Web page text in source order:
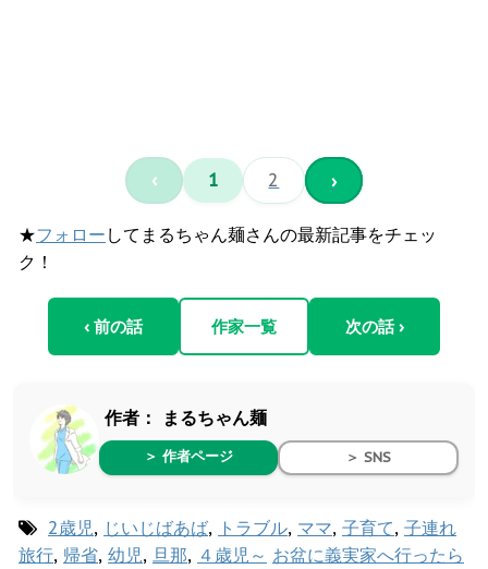
‹ 1 2 ›
★フォロー してまるちゃん麺さんの最新記事をチェッ
ク！
‹ 前の話 作家一覧 次の話 ›
作者： まるちゃん麺
＞ 作者ページ ＞ SNS
2歳児, じいじばあば, トラブル, ママ, 子育て, 子連れ
旅行, 帰省, 幼児, 旦那, ４歳児～ お盆に義実家へ行ったら